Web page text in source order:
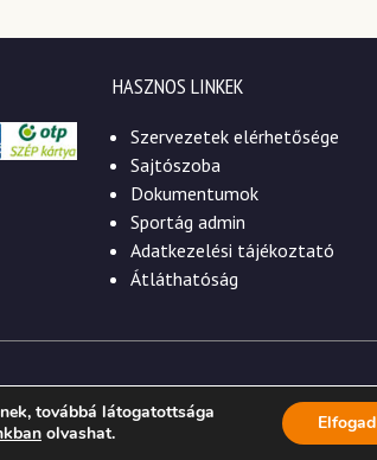
HASZNOS LINKEK
Szervezetek elérhetősége
Sajtószoba
Dokumentumok
Sportág admin
Adatkezelési tájékoztató
Átláthatóság
továbbá látogatottsága
olvashat. Elfogad